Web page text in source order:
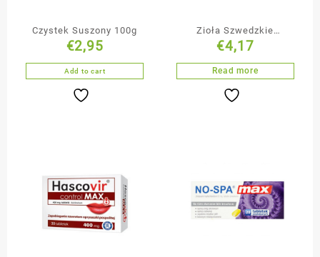
Czystek Suszony 100g
€2,95
Add to cart
Zioła Szwedzkie
Mieszanka Ziół 100g
€4,17
Read more